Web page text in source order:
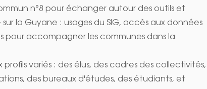
n°8 pour échanger autour des outils et
la Guyane : usages du SIG, accès aux données
accompagner les communes dans la
variés : des élus, des cadres des collectivités,
des bureaux d'études, des étudiants, et